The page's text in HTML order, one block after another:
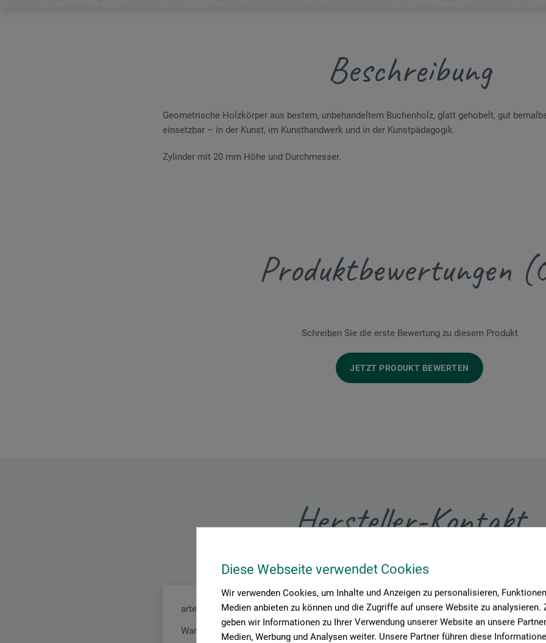
Diese Webseite verwendet Cookies
Wir verwenden Cookies, um Inhalte und Anzeigen zu personalisieren,
Medien anbieten zu können und die Zugriffe auf unsere Website zu analysieren.
geben wir Informationen zu Ihrer Verwendung unserer Website an unsere
Medien, Werbung und Analysen weiter. Unsere Partner führen diese
Beschreibung
Geometrische Holzkörper aus bestem, unbehandeltem Buchenholz, glatt gehobelt, gut
einsetzbar – in der Kunst, im Kunsthandwerk und in der Kunstpädagogik.
Zylinder mit 20 mm Höhe und Durchmesser.
Produktbewertungen
Schreiben Sie die erste Bewertung zu diesem Produkt
JETZT PRODUKT BEWERTEN
Hersteller-Kontakt
Hier finden Sie die Kontaktdaten des Herstellers zu diesem
arteveri GmbH
Wannen 50